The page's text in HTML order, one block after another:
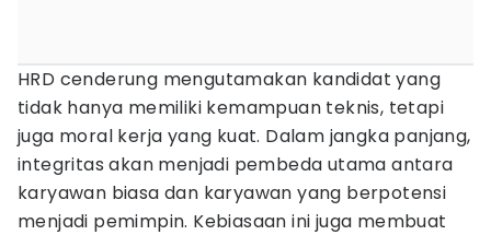
HRD cenderung mengutamakan kandidat yang
tidak hanya memiliki kemampuan teknis, tetapi
juga moral kerja yang kuat. Dalam jangka panjang,
integritas akan menjadi pembeda utama antara
karyawan biasa dan karyawan yang berpotensi
menjadi pemimpin. Kebiasaan ini juga membuat